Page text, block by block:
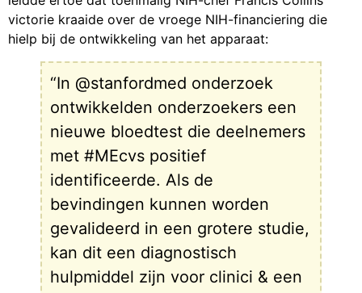
victorie kraaide over de vroege NIH-financiering die
hielp bij de ontwikkeling van het apparaat:
“In @stanfordmed onderzoek
ontwikkelden onderzoekers een
nieuwe bloedtest die deelnemers
met #MEcvs positief
identificeerde. Als de
bevindingen kunnen worden
gevalideerd in een grotere studie,
kan dit een diagnostisch
hulpmiddel zijn voor clinici & een